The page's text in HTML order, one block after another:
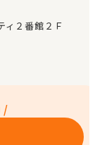
ィ２番館２Ｆ
/